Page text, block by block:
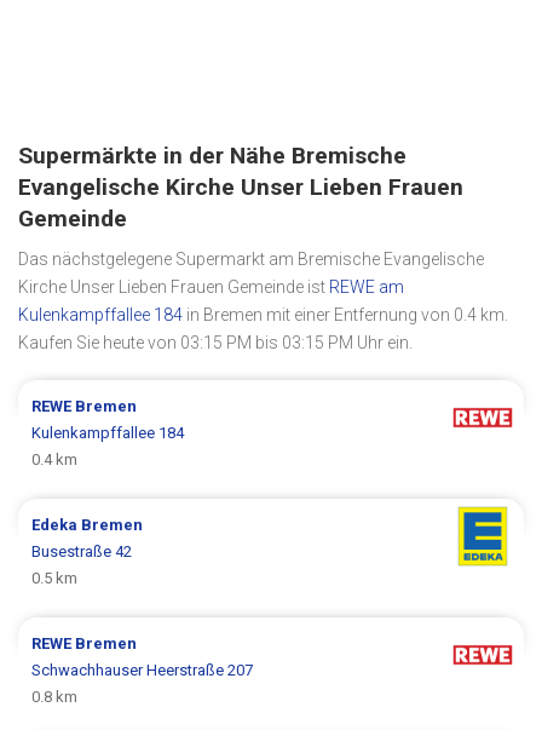
Supermärkte in der Nähe Bremische
Evangelische Kirche Unser Lieben Frauen
Gemeinde
Das nächstgelegene Supermarkt am Bremische Evangelische
Kirche Unser Lieben Frauen Gemeinde ist REWE am
Kulenkampffallee 184 in Bremen mit einer Entfernung von 0.4 km.
Kaufen Sie heute von 03:15 PM bis 03:15 PM Uhr ein.
REWE Bremen
Kulenkampffallee 184
0.4 km
Edeka Bremen
Busestraße 42
0.5 km
REWE Bremen
Schwachhauser Heerstraße 207
0.8 km